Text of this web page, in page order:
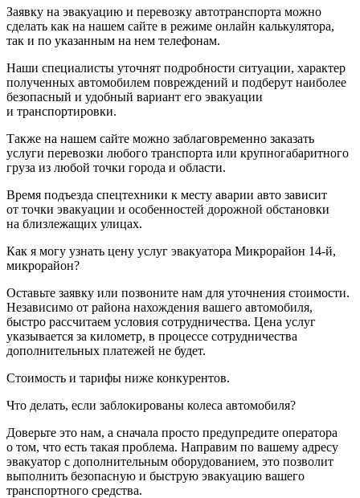
Заявку на эвакуацию и перевозку автотранспорта можно
сделать как на нашем сайте в режиме онлайн калькулятора,
так и по указанным на нем телефонам.
Наши специалисты уточнят подробности ситуации, характер
полученных автомобилем повреждений и подберут наиболее
безопасный и удобный вариант его эвакуации
и транспортировки.
Также на нашем сайте можно заблаговременно заказать
услуги перевозки любого транспорта или крупногабаритного
груза из любой точки города и области.
Время подъезда спецтехники к месту аварии авто зависит
от точки эвакуации и особенностей дорожной обстановки
на близлежащих улицах.
Как я могу узнать цену услуг эвакуатора Микрорайон 14-й,
микрорайон?
Оставьте заявку или позвоните нам для уточнения стоимости.
Независимо от района нахождения вашего автомобиля,
быстро рассчитаем условия сотрудничества. Цена услуг
указывается за километр, в процессе сотрудничества
дополнительных платежей не будет.
Стоимость и тарифы ниже конкурентов.
Что делать, если заблокированы колеса автомобиля?
Доверьте это нам, а сначала просто предупредите оператора
о том, что есть такая проблема. Направим по вашему адресу
эвакуатор с дополнительным оборудованием, это позволит
выполнить безопасную и быструю эвакуацию вашего
транспортного средства.